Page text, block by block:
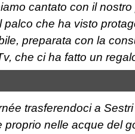
cantato con il
che ha visto
preparata con la
che ci ha fatto un
trasferendoci a
nelle acque del